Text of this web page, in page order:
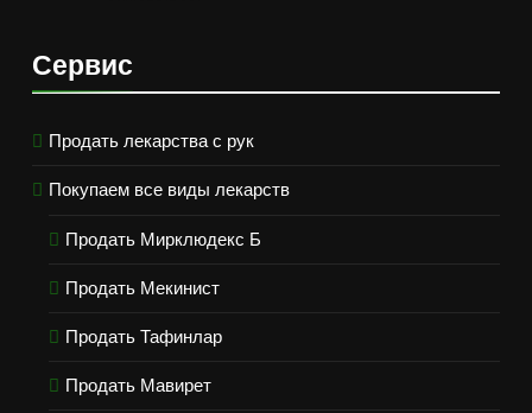
Сервис
Продать лекарства с рук
Покупаем все виды лекарств
Продать Мирклюдекс Б
Продать Мекинист
Продать Тафинлар
Продать Мавирет